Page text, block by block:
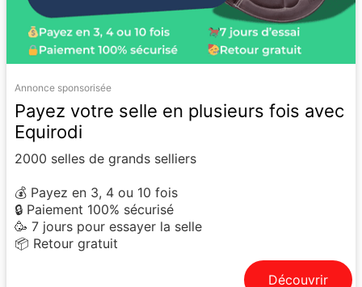
Annonce sponsorisée
Payez votre selle en plusieurs fois avec
Equirodi
2000 selles de grands selliers
💰 Payez en 3, 4 ou 10 fois
🔒 Paiement 100% sécurisé
🥳 7 jours pour essayer la selle
📦 Retour gratuit
Découvrir